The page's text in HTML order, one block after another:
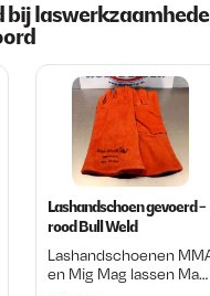
bij
Lashandschoen gevoerd -
rood Bull Weld
Lashandschoenen
en Mig Mag lassen Maat